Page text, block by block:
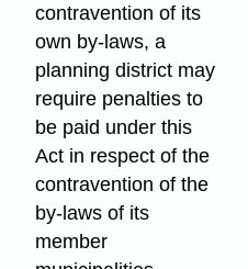
contravention of its
own by-laws, a
planning district may
require penalties to
be paid under this
Act in respect of the
contravention of the
by-laws of its
member